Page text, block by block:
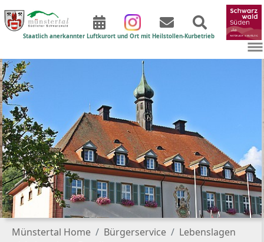
Staatlich anerkannter Luftkurort und Ort mit Heilstollen-Kurbetrieb
Sie sind hier:
Münstertal Home Bürgerservice
Lebenslagen